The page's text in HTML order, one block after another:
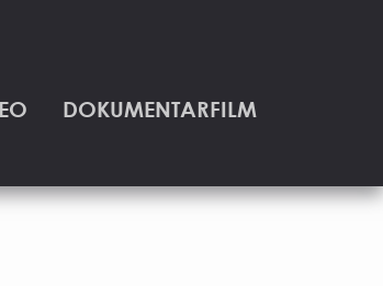
DOKUMENTARFILM